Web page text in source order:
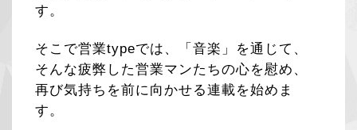
す。
そこで営業typeでは、「音楽」を通じて、
そんな疲弊した営業マンたちの心を慰め、
再び気持ちを前に向かせる連載を始めま
す。